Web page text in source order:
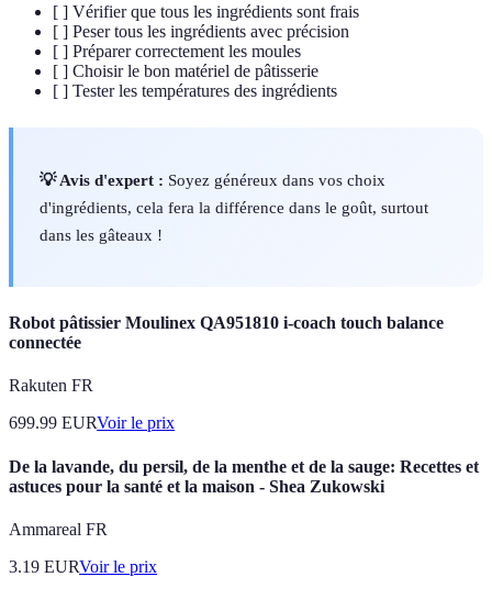
[ ] Vérifier que tous les ingrédients sont frais
[ ] Peser tous les ingrédients avec précision
[ ] Préparer correctement les moules
[ ] Choisir le bon matériel de pâtisserie
[ ] Tester les températures des ingrédients
💡 Avis d'expert : Soyez généreux dans vos choix
d'ingrédients, cela fera la différence dans le goût, surtout
dans les gâteaux !
Robot pâtissier Moulinex QA951810 i-coach touch balance
connectée
Rakuten FR
699.99 EURVoir le prix
De la lavande, du persil, de la menthe et de la sauge: Recettes et
astuces pour la santé et la maison - Shea Zukowski
Ammareal FR
3.19 EURVoir le prix